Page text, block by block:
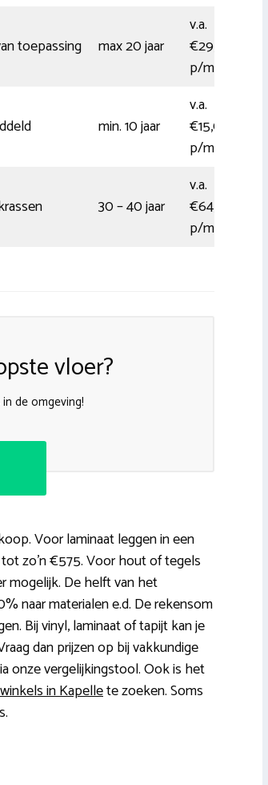
toepassing max 20 jaar
v.a.
€29,00
p/m2
min. 10 jaar
v.a.
€15,00
p/m2
30 – 40 jaar
v.a.
€64,00
p/m2
vloer?
de omgeving!
Voor laminaat leggen in een
zo’n €575. Voor hout of tegels
mogelijk. De helft van het
naar materialen e.d. De rekensom
Bij vinyl, laminaat of tapijt kan je
dan prijzen op bij vakkundige
onze vergelijkingstool. Ook is het
in Kapellete zoeken. Soms